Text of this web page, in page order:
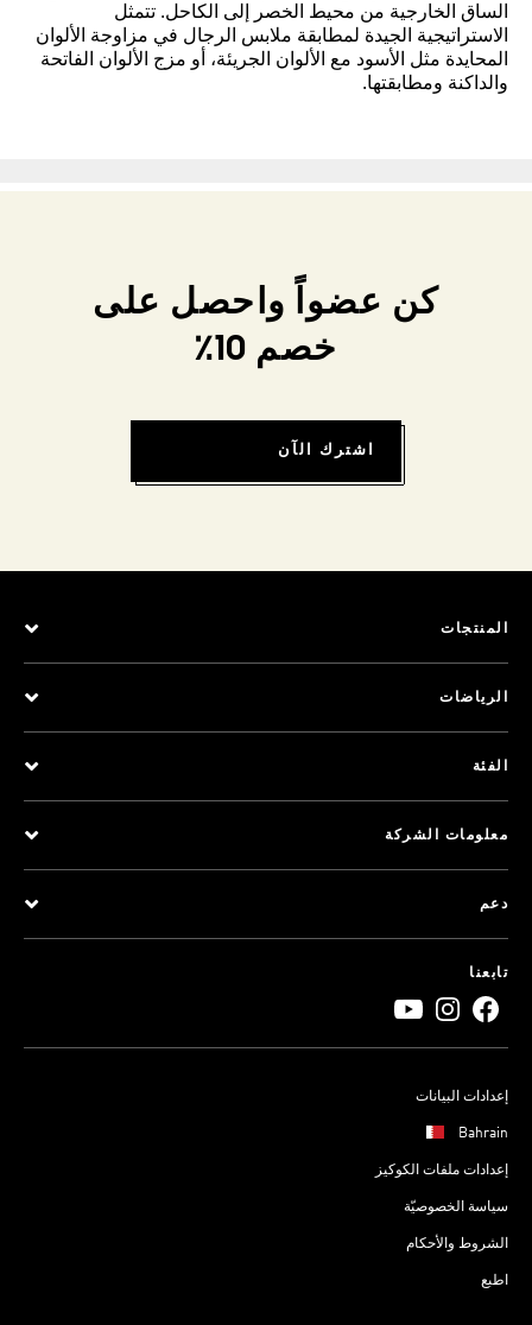
الساق الخارجية من محيط الخصر إلى الكاحل. تتمثل
الاستراتيجية الجيدة لمطابقة ملابس الرجال في مزاوجة الألوان
المحايدة مثل الأسود مع الألوان الجريئة، أو مزج الألوان الفاتحة
والداكنة ومطابقتها.
كن عضواً واحصل على
خصم 10٪
اشترك الآن
المنتجات
الرياضات
الفئة
معلومات الشركة
دعم
تابعنا
إعدادات البيانات
Bahrain
إعدادات ملفات الكوكيز
سياسة الخصوصيّة
الشروط والأحكام
اطبع